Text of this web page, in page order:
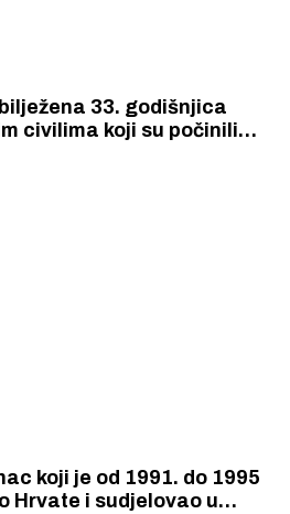
33. godišnjica
civilima koji su počinili
koji je od 1991. do 1995
Hrvate i sudjelovao u